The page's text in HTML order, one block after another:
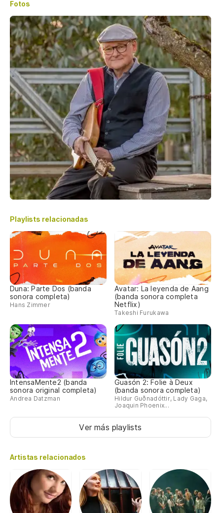
Fotos
Playlists relacionadas
Duna: Parte Dos (banda
sonora completa)
Hans Zimmer
Avatar: La leyenda de Aang
(banda sonora completa
Netflix)
Takeshi Furukawa
IntensaMente2 (banda
sonora original completa)
Andrea Datzman
Guasón 2: Folie à Deux
(banda sonora completa)
Hildur Guðnadóttir, Lady Gaga,
Joaquin Phoenix...
Ver más playlists
Artistas relacionados